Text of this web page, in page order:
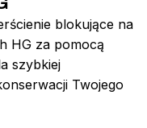
blokujące na
HG za pomocą
szybkiej
Twojego